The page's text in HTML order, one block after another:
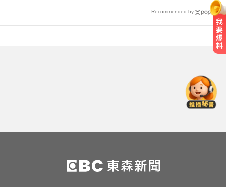
Recommended by
說重話：考慮收回股務自辦
白海豚颱風強襲日本！奄美逾3萬戶
停電 沖繩5人受傷